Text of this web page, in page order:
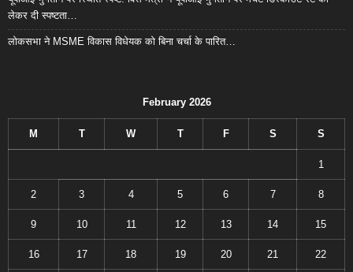
लेकर दी स्पष्टता…
लोकसभा ने MSME विकास विधेयक को बिना चर्चा के पारित…
February 2026
M T W T F S S
1
2 3 4 5 6 7 8
9 10 11 12 13 14 15
16 17 18 19 20 21 22